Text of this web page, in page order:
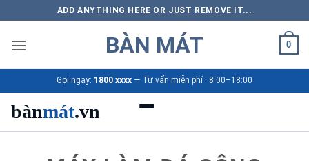
qua
nội
ADD ANYTHING HERE OR JUST REMOVE IT...
BÀN MÁT 0
Gọi ngay: 1800 xxxx — Tư vấn miễn phí · 8:00–18:00
bànmát.vn